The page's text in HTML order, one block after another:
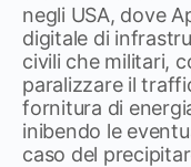
negli USA, dove
digitale di
civili che militari,
paralizzare il
fornitura di
inibendo le
caso del